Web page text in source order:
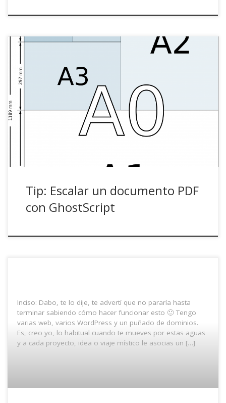
Pongamos que lleváis tiempo maquetando un documento
de unos cuantos cientos de páginas y que a la hora de
imprimir decidís que en lugar del clásico A4, preferís
hacerlo en un formato más manejable, por ejemplo B5.
Pongamos también que la pereza os ha vencido y no
habéis utilizado LaTex […]
Tip: Escalar un documento PDF
con GhostScript
Inciso: Dabo, te lo dije, te advertí que no pararía hasta
terminar sabiendo cómo hacer funcionar esto 🙂 Tengo
varias web, varios WordPress y un puñado de dominios.
Es, creo yo, lo habitual cuando te mueves por estas aguas
y a cada proyecto, idea o viaje místico le asocias un […]